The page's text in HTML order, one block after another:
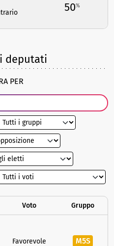
50%
deputati
PER
Voto Gruppo
Favorevole M5S